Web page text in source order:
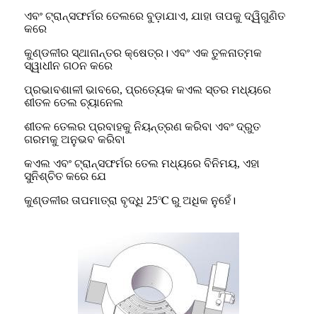
ଏବଂ ଟ୍ରାନ୍ସଫର୍ମର ତେଲରେ ବୁଡ଼ାଯାଏ, ଯାହା ତାପକୁ ଦ୍ୱିଗୁଣିତ
କରେ
କୁଣ୍ଡଳୀର ସ୍ଥାନାନ୍ତର କ୍ଷେତ୍ର। ଏବଂ ଏକ ତୁଳନାତ୍ମକ
ସ୍ୱାଧୀନ ଗଠନ କରେ
ପ୍ରଭାବଶାଳୀ ଭାବରେ, ପ୍ରତ୍ୟେକ କଏଲ ସ୍ତର ମଧ୍ୟରେ
ଶୀତଳ ତେଲ ଚ୍ୟାନେଲ
ଶୀତଳ ତେଲର ପ୍ରବାହକୁ ନିୟନ୍ତ୍ରଣ କରିବା ଏବଂ ଦ୍ରୁତ
ଗରମକୁ ଅନୁଭବ କରିବା
କଏଲ ଏବଂ ଟ୍ରାନ୍ସଫର୍ମର ତେଲ ମଧ୍ୟରେ ବିନିମୟ, ଏହା
ସୁନିଶ୍ଚିତ କରେ ଯେ
କୁଣ୍ଡଳୀର ତାପମାତ୍ରା ବୃଦ୍ଧି 25℃ ରୁ ଅଧିକ ନୁହେଁ।